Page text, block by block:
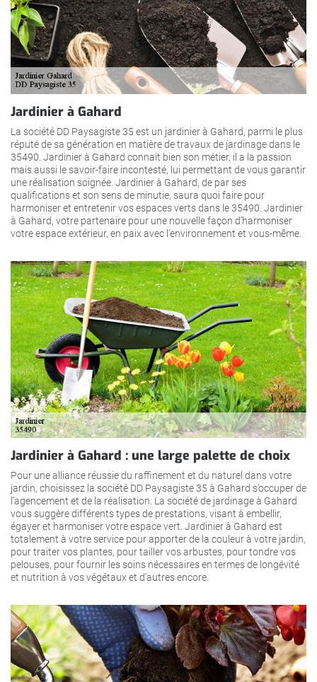
Jardinier à Gahard
La société DD Paysagiste 35 est un jardinier à Gahard, parmi le plus
réputé de sa génération en matière de travaux de jardinage dans le
35490. Jardinier à Gahard connait bien son métier, il a la passion
mais aussi le savoir-faire incontesté, lui permettant de vous garantir
une réalisation soignée. Jardinier à Gahard, de par ses
qualifications et son sens de minutie, saura quoi faire pour
harmoniser et entretenir vos espaces verts dans le 35490. Jardinier
à Gahard, votre partenaire pour une nouvelle façon d’harmoniser
votre espace extérieur, en paix avec l’environnement et vous-même.
Jardinier à Gahard : une large palette de choix
Pour une alliance réussie du raffinement et du naturel dans votre
jardin, choisissez la société DD Paysagiste 35 à Gahard s’occuper de
l’agencement et de la réalisation. La société de jardinage à Gahard
vous suggère différents types de prestations, visant à embellir,
égayer et harmoniser votre espace vert. Jardinier à Gahard est
totalement à votre service pour apporter de la couleur à votre jardin,
pour traiter vos plantes, pour tailler vos arbustes, pour tondre vos
pelouses, pour fournir les soins nécessaires en termes de longévité
et nutrition à vos végétaux et d’autres encore.